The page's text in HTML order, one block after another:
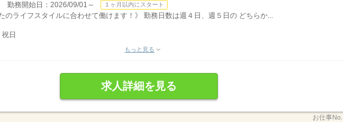
務開始日：2026/09/01～ １ヶ月以内にスタート
のライフスタイルに合わせて働けます！》 勤務日数は週４日、週５日の どちらか...
日
もっと見る
求人詳細を見る
お仕事No.